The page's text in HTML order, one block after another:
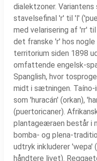
dialektzoner.
stavelsefinal 'r' til 'l'
med velarisering af 'rr'
det franske 'r' hos nogle
territorium siden 1898
omfattende engelsk-
Spanglish, hvor
midt i sætningen.
som 'huracán' (orkan),
(puertoricaner).
plantageæraen består i
bomba- og plena-
udtryk inkluderer 'wepa'
håndtere livet).